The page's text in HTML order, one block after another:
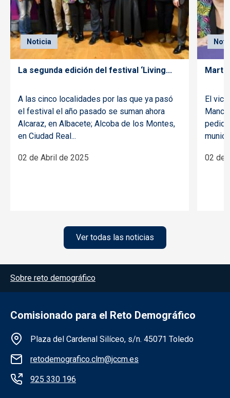
Noticia
La segunda edición del festival ‘Living...
A las cinco localidades por las que ya pasó
el festival el año pasado se suman ahora
Alcaraz, en Albacete; Alcoba de los Montes,
en Ciudad Real...
02 de Abril de 2025
El
02 de
Ver todas las noticias
Menú del pie
Sobre reto demográfico
Comisionado para el Reto Demográfico
Información de la institución
Plaza del Cardenal Silíceo, s/n. 45071 Toledo
retodemografico.clm@jccm.es
925 330 196